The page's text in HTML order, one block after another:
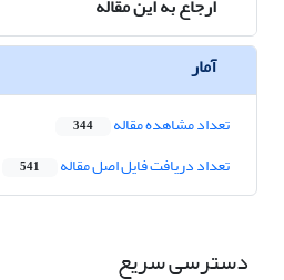
آمار
تعداد مشاهده مقاله 344
تعداد دریافت فایل اصل مقاله 541
دسترسی سریع